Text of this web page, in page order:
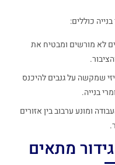
כוללים:
לא מורשים ומבטיח את
שמקשה על גנבים להיכנס
בנייה.
ומונע ערבוב בין אזורים
מתאים